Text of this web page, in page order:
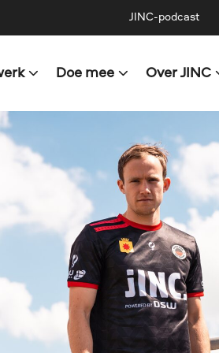
JINC-podcast
Doe mee Over JINC